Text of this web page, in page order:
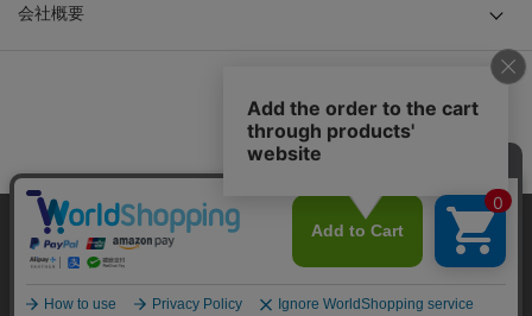
会社概要
© TOKYO BASE CO., LTD
当サイトはクッキー(cookie)を使用します。クッキーはサイト内
の一部の機能および、サイトの使用状況の分析からマーケティ
ング活動に利用することを目的としています。
プライバシーポリシーはこちら